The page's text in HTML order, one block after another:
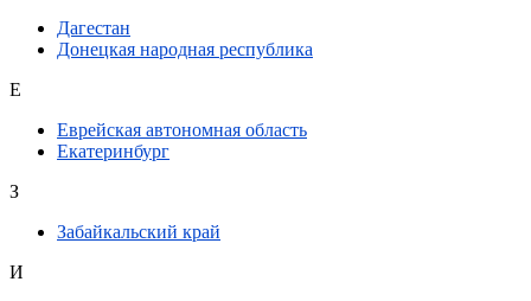
Дагестан
Донецкая народная республика
Е
Еврейская автономная область
Екатеринбург
З
Забайкальский край
И